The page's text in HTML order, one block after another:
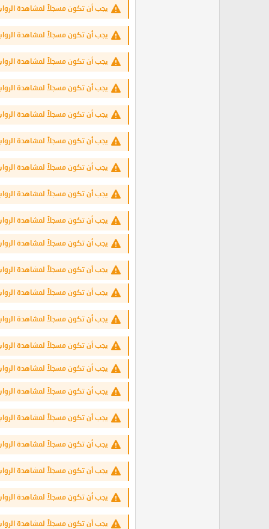
يجب أن تكون مسجلاً لمشاهدة
يجب أن تكون مسجلاً لمشاهدة
يجب أن تكون مسجلاً لمشاهدة
يجب أن تكون مسجلاً لمشاهدة
يجب أن تكون مسجلاً لمشاهدة
يجب أن تكون مسجلاً لمشاهدة
يجب أن تكون مسجلاً لمشاهدة
يجب أن تكون مسجلاً لمشاهدة
يجب أن تكون مسجلاً لمشاهدة
يجب أن تكون مسجلاً لمشاهدة
يجب أن تكون مسجلاً لمشاهدة
يجب أن تكون مسجلاً لمشاهدة
يجب أن تكون مسجلاً لمشاهدة
يجب أن تكون مسجلاً لمشاهدة
يجب أن تكون مسجلاً لمشاهدة
يجب أن تكون مسجلاً لمشاهدة
يجب أن تكون مسجلاً لمشاهدة
يجب أن تكون مسجلاً لمشاهدة
يجب أن تكون مسجلاً لمشاهدة
يجب أن تكون مسجلاً لمشاهدة
يجب أن تكون مسجلاً لمشاهدة